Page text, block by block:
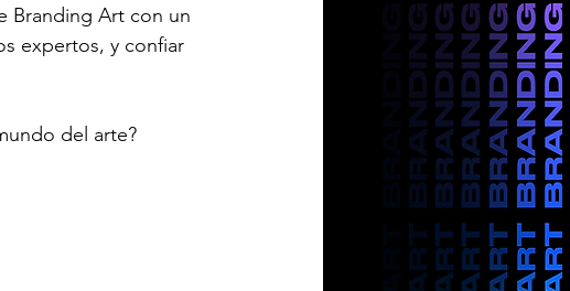
Branding Art con un
expertos, y confiar
del arte?